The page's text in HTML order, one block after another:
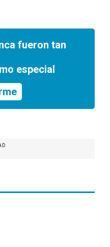
fueron tan
especial